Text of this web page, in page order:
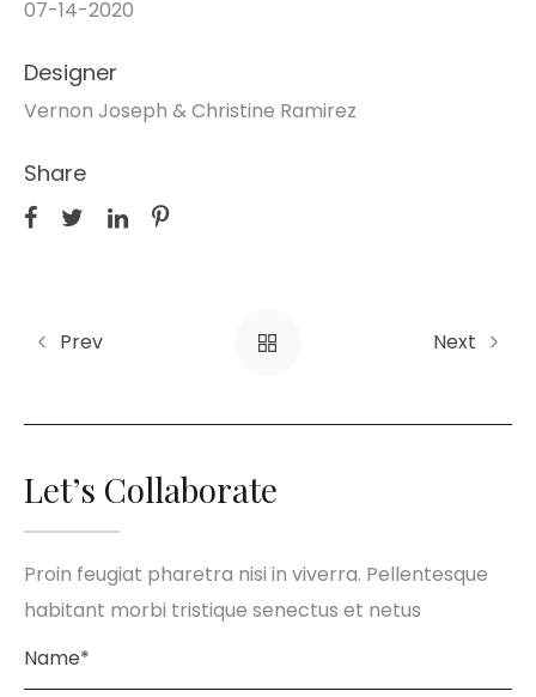
07-14-2020
Designer
Vernon Joseph & Christine Ramirez
Share
Prev Next
Let’s Collaborate
Proin feugiat pharetra nisi in viverra. Pellentesque
habitant morbi tristique senectus et netus